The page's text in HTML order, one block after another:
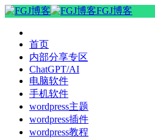
FGJ博客
首页
内部分享专区
ChatGPT/AI
电脑软件
手机软件
wordpress主题
wordpress插件
wordpress教程